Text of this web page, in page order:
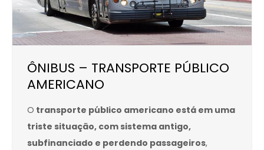
ÔNIBUS – TRANSPORTE PÚBLICO
AMERICANO
O transporte público americano está em uma
triste situação, com sistema antigo,
subfinanciado e perdendo passageiros,